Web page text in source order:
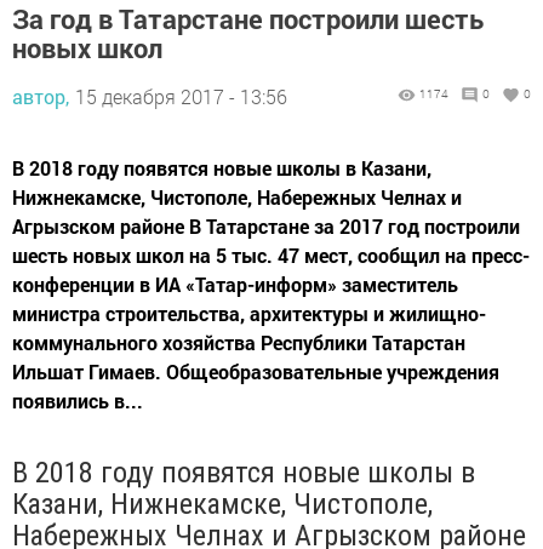
За год в Татарстане построили шесть
новых школ
автор, 15 декабря 2017 - 13:56 1174 0 0
В 2018 году появятся новые школы в Казани,
Нижнекамске, Чистополе, Набережных Челнах и
Агрызском районе В Татарстане за 2017 год построили
шесть новых школ на 5 тыс. 47 мест, сообщил на пресс-
конференции в ИА «Татар-информ» заместитель
министра строительства, архитектуры и жилищно-
коммунального хозяйства Республики Татарстан
Ильшат Гимаев. Общеобразовательные учреждения
появились в...
В 2018 году появятся новые школы в
Казани, Нижнекамске, Чистополе,
Набережных Челнах и Агрызском районе